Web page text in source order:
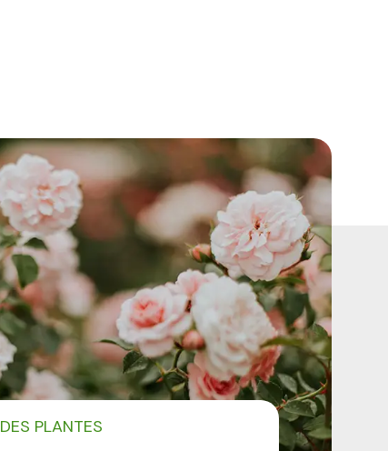
PLANTES